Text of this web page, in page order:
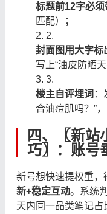
标题前12字必须
匹配）；
2.
封面图用大字标
写上“油皮防晒
3.
楼主自评埋词 ：
合油痘肌吗？”
四、〖新站
巧〗：账号
新号想快速提权重，
新+稳定互动。系统
天内同一品类笔记